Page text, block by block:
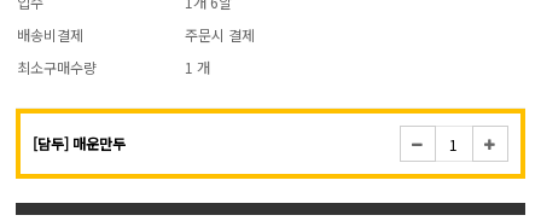
배송비결제
주문시 결제
최소구매수량
1 개
[담두] 매운만두